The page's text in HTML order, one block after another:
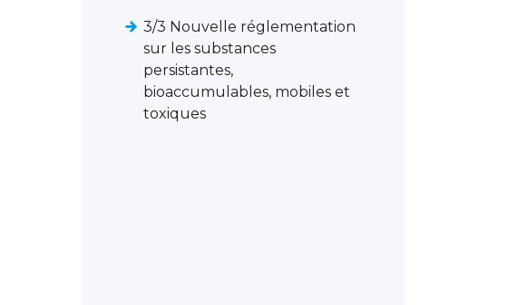
3/3 Nouvelle réglementation
sur les substances
persistantes,
bioaccumulables, mobiles et
toxiques